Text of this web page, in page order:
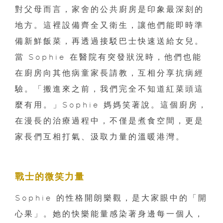
對父母而言，家舍的公共廚房是印象最深刻的
地方。這裡設備齊全又衛生，讓他們能即時準
備新鮮飯菜，再透過接駁巴士快速送給女兒。
當 Sophie 在醫院有突發狀況時，他們也能
在廚房向其他病童家長請教，互相分享抗病經
驗。「搬進來之前，我們完全不知道紅菜頭這
麼有用。」Sophie 媽媽笑著說。這個廚房，
在漫長的治療過程中，不僅是煮食空間，更是
家長們互相打氣、汲取力量的溫暖港灣。
戰士的微笑力量
Sophie 的性格開朗樂觀，是大家眼中的「開
心果」。她的快樂能量感染著身邊每一個人，